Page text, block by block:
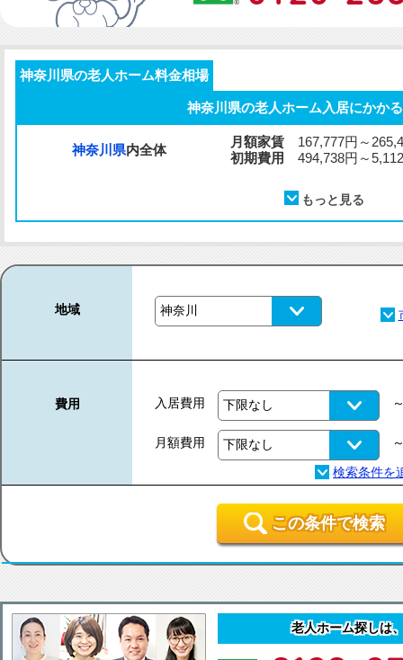
神奈川県の老人ホーム料金相場
神奈川県の老人ホーム入居にかか
神奈川県内全体
月額家賃 167,777円～
初期費用
494,738円～
地域
費用 入居費用
月額費用
この条件で検索
老人ホーム探しは